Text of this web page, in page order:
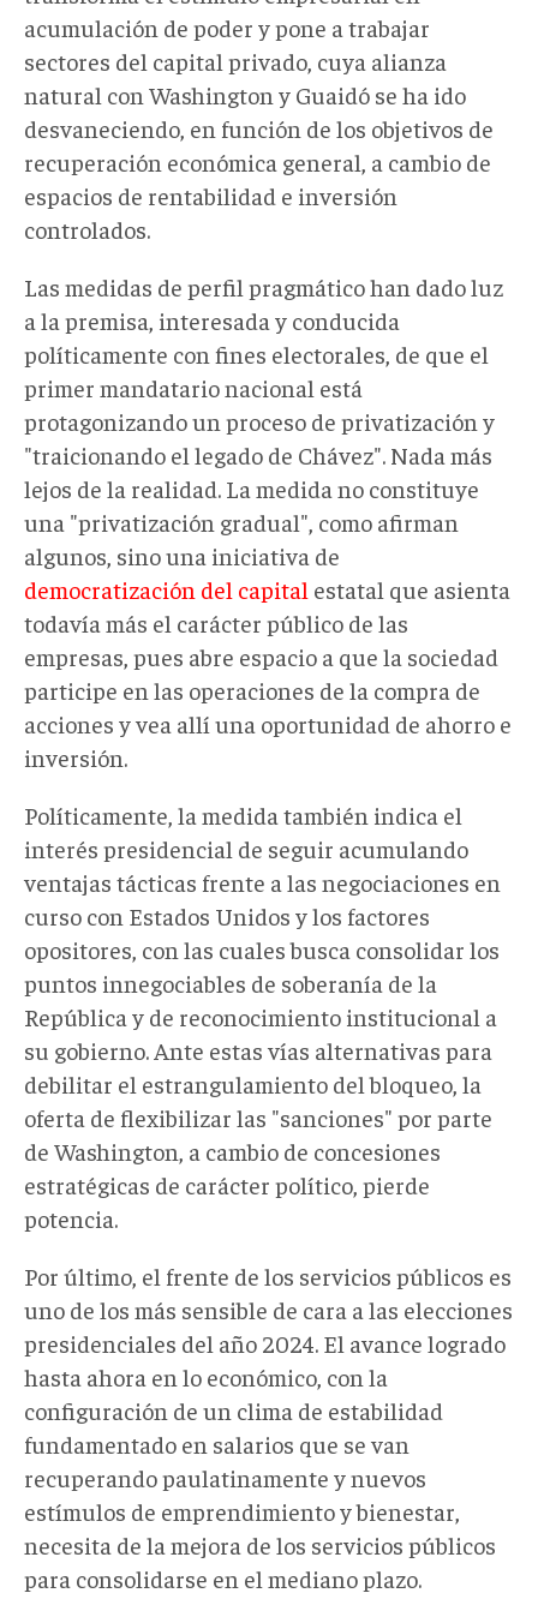
acumulación de poder y pone a trabajar
sectores del capital privado, cuya alianza
natural con Washington y Guaidó se ha ido
desvaneciendo, en función de los objetivos de
recuperación económica general, a cambio de
espacios de rentabilidad e inversión
controlados.
Las medidas de perfil pragmático han dado luz
a la premisa, interesada y conducida
políticamente con fines electorales, de que el
primer mandatario nacional está
protagonizando un proceso de privatización y
"traicionando el legado de Chávez". Nada más
lejos de la realidad. La medida no constituye
una "privatización gradual", como afirman
algunos, sino una iniciativa de
democratización del capital estatal que asienta
todavía más el carácter público de las
empresas, pues abre espacio a que la sociedad
participe en las operaciones de la compra de
acciones y vea allí una oportunidad de ahorro e
inversión.
Políticamente, la medida también indica el
interés presidencial de seguir acumulando
ventajas tácticas frente a las negociaciones en
curso con Estados Unidos y los factores
opositores, con las cuales busca consolidar los
puntos innegociables de soberanía de la
República y de reconocimiento institucional a
su gobierno. Ante estas vías alternativas para
debilitar el estrangulamiento del bloqueo, la
oferta de flexibilizar las "sanciones" por parte
de Washington, a cambio de concesiones
estratégicas de carácter político, pierde
potencia.
Por último, el frente de los servicios públicos es
uno de los más sensible de cara a las elecciones
presidenciales del año 2024. El avance logrado
hasta ahora en lo económico, con la
configuración de un clima de estabilidad
fundamentado en salarios que se van
recuperando paulatinamente y nuevos
estímulos de emprendimiento y bienestar,
necesita de la mejora de los servicios públicos
para consolidarse en el mediano plazo.